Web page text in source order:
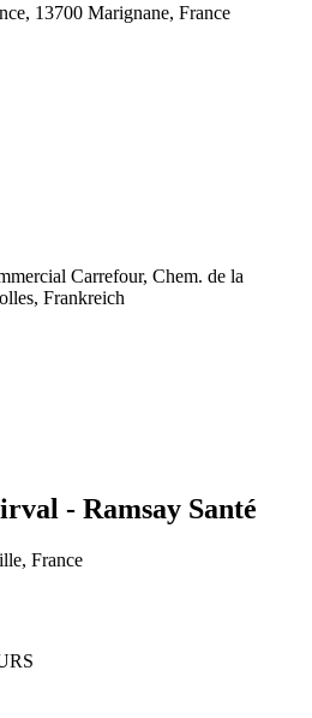
13700 Marignane, France
Carrefour, Chem. de la
Frankreich
- Ramsay Santé
France